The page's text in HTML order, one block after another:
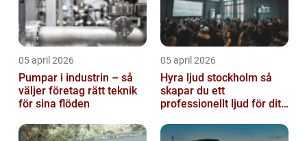
05 april 2026
Pumpar i industrin – så
väljer företag rätt teknik
för sina flöden
05 april 2026
Hyra ljud stockholm så
skapar du ett
professionellt ljud för ditt